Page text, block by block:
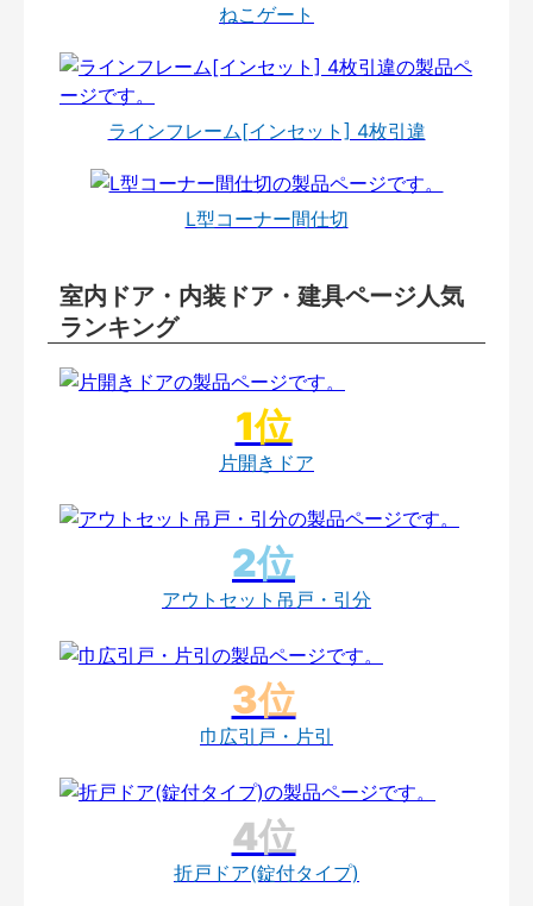
ねこゲート
ラインフレーム[インセット] 4枚引違
L型コーナー間仕切
室内ドア・内装ドア・建具ページ人気
ランキング
片開きドア
アウトセット吊戸・引分
巾広引戸・片引
折戸ドア(錠付タイプ)